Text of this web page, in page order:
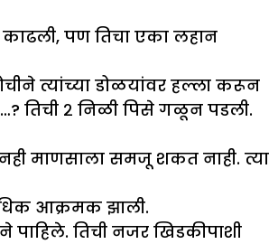
पण तिचा एका लहान
त्यांच्या डोळयांवर हल्ला करून
२ निळी पिसे गळून पडली.
माणसाला समजू शकत नाही. त्या
आक्रमक झाली.
तिची नजर खिडकीपाशी